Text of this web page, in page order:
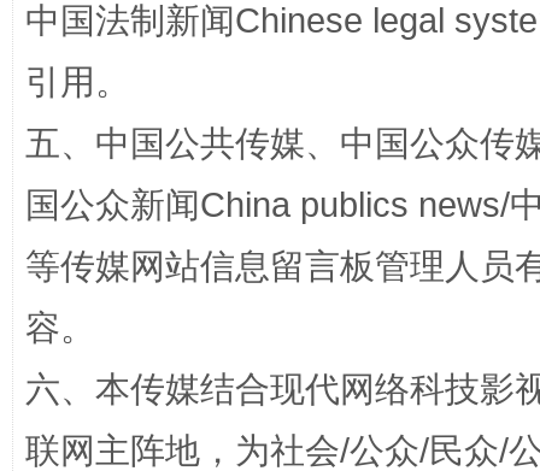
扯下公款旅游的“隐身衣” 如何以
中国法制新闻Chinese legal
引用。
五、中国公共传媒、中国公众传
国公众新闻China publics news/
等传媒网站信息留言板管理人员
容。
六、本传媒结合现代网络科技影
联网主阵地，为社会/公众/民众/